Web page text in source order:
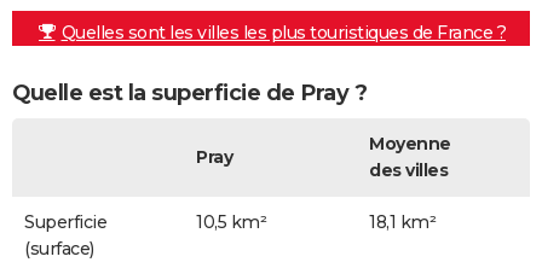
Quelles sont les villes les plus touristiques de France ?
Quelle est la superficie de Pray ?
Pray
Moyenne
des villes
Superficie
(surface)
10,5 km² 18,1 km²